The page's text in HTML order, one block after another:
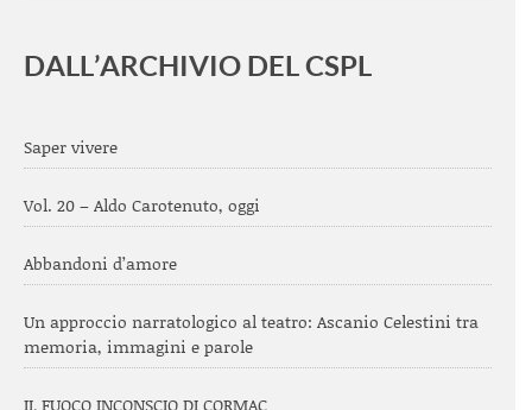
DALL’ARCHIVIO DEL CSPL
Saper vivere
Vol. 20 – Aldo Carotenuto, oggi
Abbandoni d’amore
Un approccio narratologico al teatro: Ascanio Celestini tra
memoria, immagini e parole
IL FUOCO INCONSCIO DI CORMAC